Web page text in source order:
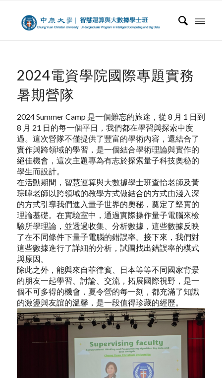
2024電資學院國際專題實務
暑期營隊
2024 Summer Camp 是一個難忘的旅途，從 8 月 1 日到
8 月 21 日的每一個平日，我們都在學習與探索中度
過。這次營隊不僅提供了豐富的學術內容，還結合了
實作與跨領域的學習，是一個結合學術理論與實作的
絕佳機會，這次主題專為有志於探索量子科技奧秘的
學生而設計。
在活動期間，智慧運算與大數據學士班查怡老師及黃
琮暐老師以跨領域的教學方式做結合的方式由淺入深
的方式引導我們進入量子世界的奧秘，奠定了堅實的
理論基礎。在實驗室中，通過實際操作量子電腦來檢
驗所學理論，並透過收集、分析數據，這些數據反映
了在不同條件下量子電腦的錯誤率。接下來，我們對
這些數據進行了詳細的分析，試圖找出錯誤率的模式
與原因。
除此之外，能與來自菲律賓、日本等等不同國家背景
的朋友一起學習、討論、交流，拓展國際視野，是一
個不可多得的機會，夏令營的每一刻，都充滿了知識
的激盪與友誼的溫馨，是一段值得珍藏的經歷。